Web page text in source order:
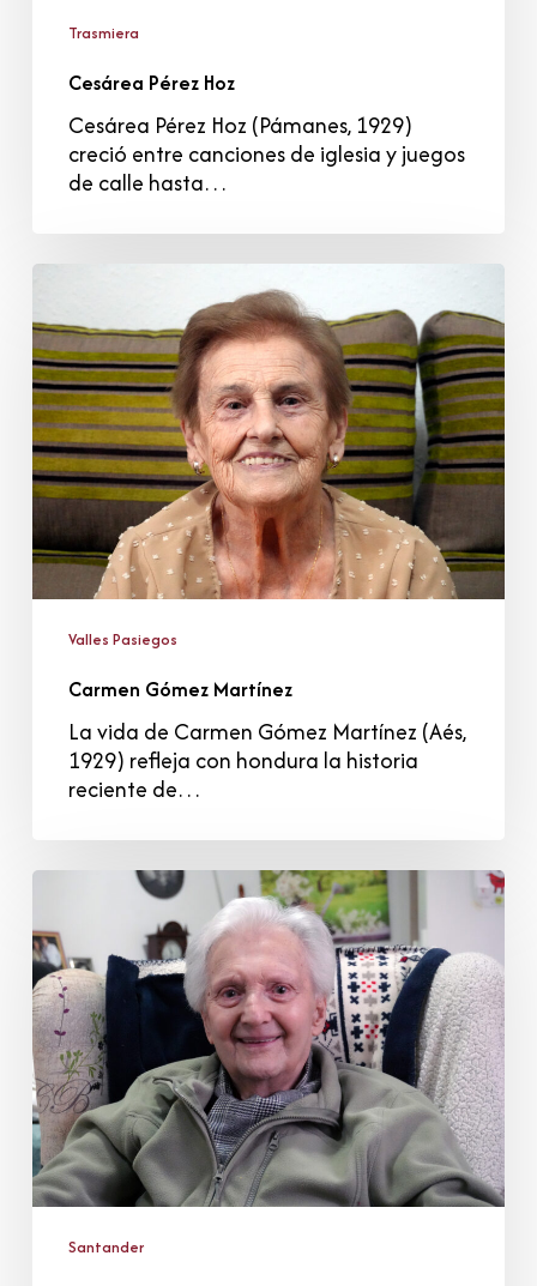
Trasmiera
Cesárea Pérez Hoz
Cesárea Pérez Hoz (Pámanes, 1929)
creció entre canciones de iglesia y juegos
de calle hasta…
Carmen
Martínez
Valles Pasiegos
Carmen Gómez Martínez
La vida de Carmen Gómez Martínez (Aés,
1929) refleja con hondura la historia
reciente de…
Luis
Bolado
Santander